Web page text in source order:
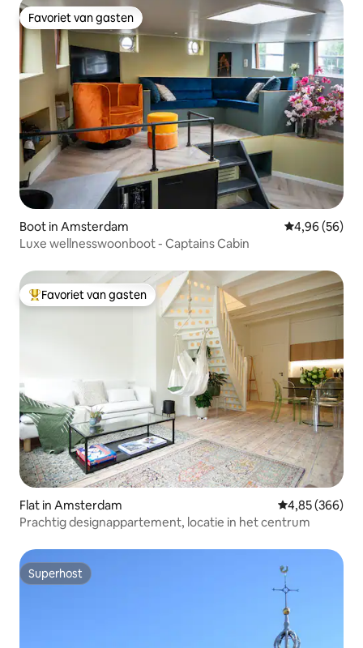
Favoriet van gasten
Favoriet van gasten
Boot in Amsterdam Gemiddelde
4,96 (56)
Luxe wellnesswoonboot - Captains Cabin
Topfavoriet van gasten
Favoriet van gasten
Flat in Amsterdam Gemiddelde
4,85 (366)
Prachtig designappartement, locatie in het centrum
Superhost
Superhost